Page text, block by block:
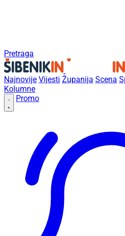
Pretraga
Najnovije Vijesti Županija Scena
Kolumne
Promo